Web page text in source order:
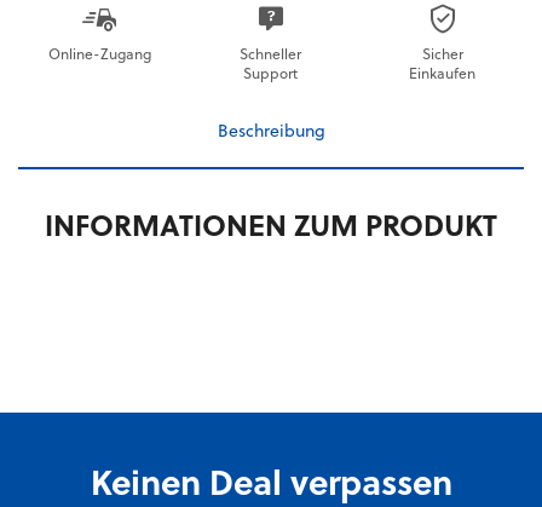
Online-Zugang
Schneller
Support
Sicher
Einkaufen
Beschreibung
INFORMATIONEN ZUM PRODUKT
Keinen Deal verpassen